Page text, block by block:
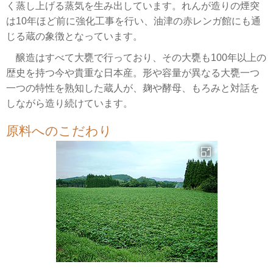
く蒸し上げる蒸気を生み出しています。れんが造りの煙突
は10年ほど前に強化工事を行い、油津の赤レンガ館にも通
じる蔵の象徴となっています。
醸造はすべて大甕で行っており、その大甕も100年以上の
歴史を持つ今や貴重な日本産。形や容量が異なる大甕一つ
一つの特性を熟知した蔵人が、麹や酵母、もろみと対話を
しながら造り続けています。
原料へのこだわり